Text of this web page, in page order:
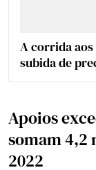
A corrida
subida de
Apoios
somam 4,2
2022